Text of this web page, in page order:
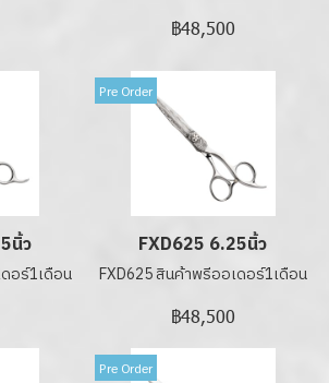
฿48,500
นิ้ว
อร์1เดือน
Pre Order
FXD625 6.25นิ้ว
FXD625 สินค้าพรีออเดอร์1เดือน
฿48,500
Pre Order